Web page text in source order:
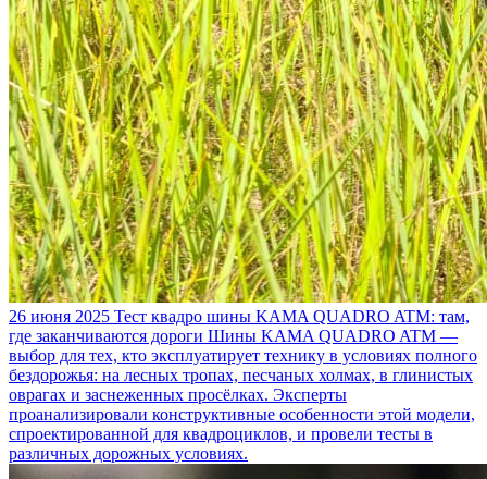
26 июня 2025 Тест квадро шины KAMA QUADRO ATM: там,
где заканчиваются дороги Шины KAMA QUADRO ATM —
выбор для тех, кто эксплуатирует технику в условиях полного
бездорожья: на лесных тропах, песчаных холмах, в глинистых
оврагах и заснеженных просёлках. Эксперты
проанализировали конструктивные особенности этой модели,
спроектированной для квадроциклов, и провели тесты в
различных дорожных условиях.